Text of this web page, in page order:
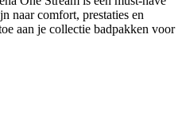
naar comfort, prestaties en
aan je collectie badpakken voor